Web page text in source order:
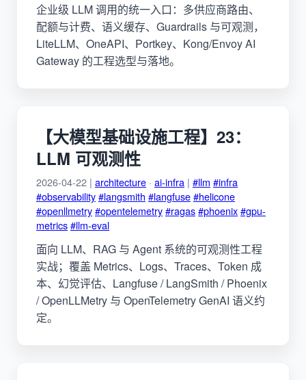
企业级 LLM 调用的统一入口：多供应商路由、
配额与计费、语义缓存、Guardrails 与可观测，
LiteLLM、OneAPI、Portkey、Kong/Envoy AI
Gateway 的工程选型与落地。
【大模型基础设施工程】23：
LLM 可观测性
2026-04-22 | architecture · ai-infra | #llm #infra
#observability#langsmith #langfuse#helicone
#openllmetry#opentelemetry#ragas#phoenix#gpu-
metrics#llm-eval
面向 LLM、RAG 与 Agent 系统的可观测性工程
实战；覆盖 Metrics、Logs、Traces、Token 成
本、幻觉评估、Langfuse / LangSmith / Phoenix
/ OpenLLMetry 与 OpenTelemetry GenAI 语义约
定。